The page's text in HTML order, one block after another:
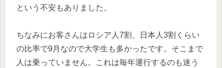
という不安もありました。
ちなみにお客さんはロシア人7割、日本人3割くらい
の比率で9月なので大学生も多かったです。そこまで
人は乗っていません。これは毎年運行するのも迷う